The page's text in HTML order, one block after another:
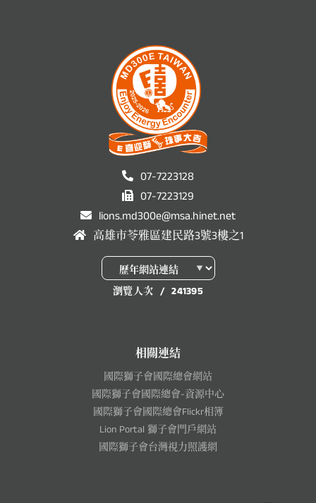
07-7223128
07-7223129
lions.md300e@msa.hinet.net
高雄市苓雅區建民路3號3樓之1
瀏覽人次 / 241395
相關連結
國際獅子會國際總會網站
國際獅子會國際總會-資源中心
國際獅子會國際總會Flickr相簿
Lion Portal 獅子會門戶網站
國際獅子會台灣視力照護網